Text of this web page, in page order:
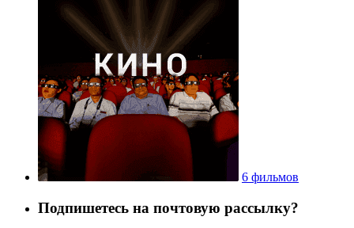
6 фильмов
Подпишетесь на почтовую рассылку?